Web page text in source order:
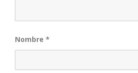
Nombre *